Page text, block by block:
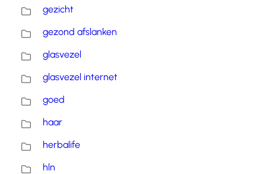
gezicht
gezond afslanken
glasvezel
glasvezel internet
goed
haar
herbalife
hln